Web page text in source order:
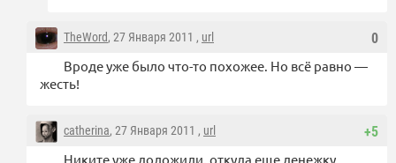
0
TheWord, 27 Января 2011 , url
Вроде уже было что-то похожее. Но всё равно —
жесть!
+5
catherina, 27 Января 2011 , url
Никите уже доложили, откуда еще денежку